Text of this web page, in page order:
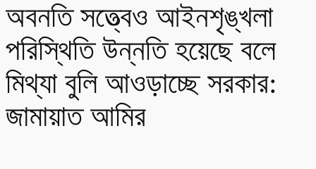
অবনতি সত্ত্বেও আইনশৃঙ্খলা
পরিস্থিতি উন্নতি হয়েছে বলে
মিথ্যা বুলি আওড়াচ্ছে সরকার:
জামায়াত আমির